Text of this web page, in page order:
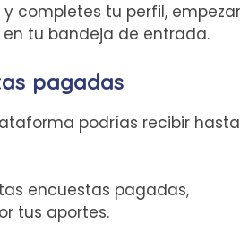
completes tu perfil,
tu bandeja de entrada.
pagadas
podrías recibir
encuestas pagadas,
tus aportes.